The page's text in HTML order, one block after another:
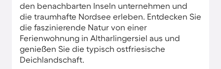
den benachbarten Inseln unternehmen und
die traumhafte Nordsee erleben. Entdecken Sie
die faszinierende Natur von einer
Ferienwohnung in Altharlingersiel aus und
genießen Sie die typisch ostfriesische
Deichlandschaft.